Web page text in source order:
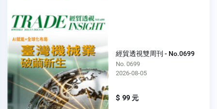
經貿透視雙周刊 - No.0699
No. 0699
2026-08-05
$ 99 元